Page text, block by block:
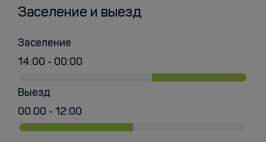
Заселение и выезд
Заселение
14:00 - 00:00
Выезд
00:00 - 12:00